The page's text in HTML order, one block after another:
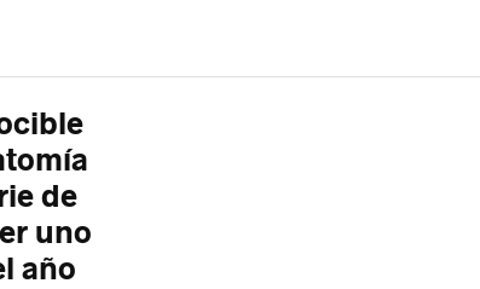
de
uno
año